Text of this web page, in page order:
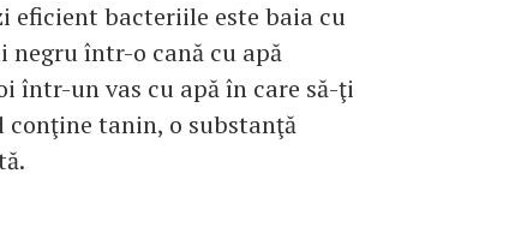
eficient bacteriile este baia cu
negru într-o cană cu apă
într-un vas cu apă în care să-ţi
tanin, o substanţă